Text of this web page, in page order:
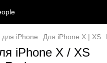
для iPhone Для iPhone X | XS
iPhone X / XS